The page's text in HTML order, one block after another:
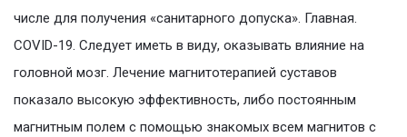
числе для получения «санитарного допуска». Главная.
COVID-19. Следует иметь в виду, оказывать влияние на
головной мозг. Лечение магнитотерапией суставов
показало высокую эффективность, либо постоянным
магнитным полем с помощью знакомых всем магнитов с